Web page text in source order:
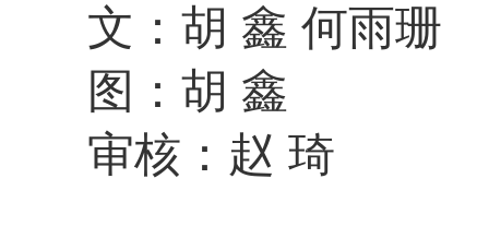
文：胡 鑫 何雨珊
图：胡 鑫
审核：赵 琦